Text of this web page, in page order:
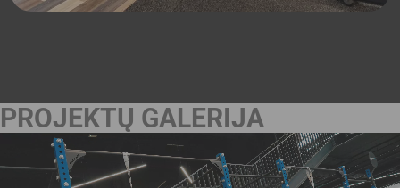
PROJEKTŲ GALERIJA